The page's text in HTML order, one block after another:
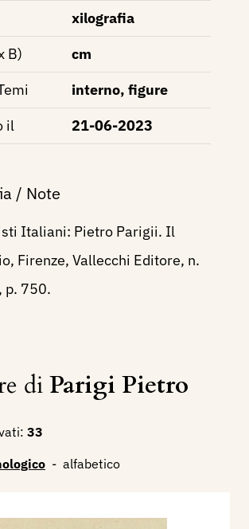
xilografia
B)
cm
interno, figure
il
21-06-2023
/ Note
Italiani: Pietro Parigii. Il
Firenze, Vallecchi Editore, n.
p. 750.
diParigi Pietro
33
- alfabetico